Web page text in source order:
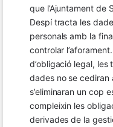
que l’Ajuntament de
Despí tracta les
personals amb la
controlar
d’obligació legal, les
dades no se cediran
s’eliminaran un cop
compleixin les
derivades de la